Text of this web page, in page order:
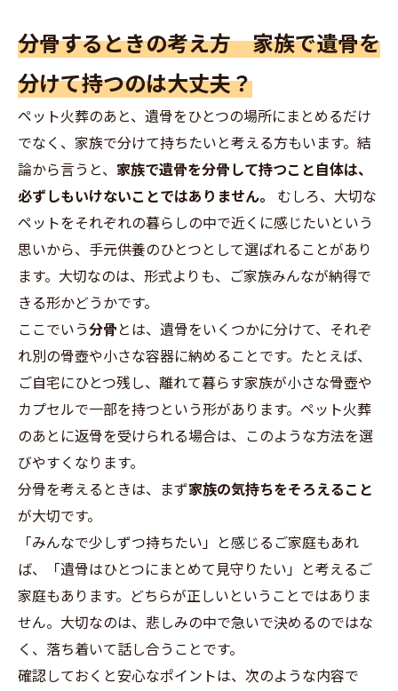
分骨するときの考え方 家族で遺骨を
分けて持つのは大丈夫？
ペット火葬のあと、遺骨をひとつの場所にまとめるだけ
でなく、家族で分けて持ちたいと考える方もいます。結
論から言うと、 家族で遺骨を分骨して持つこと自体は、
必ずしもいけないことではありません。
むしろ、大切な
ペットをそれぞれの暮らしの中で近くに感じたいという
思いから、手元供養のひとつとして選ばれることがあり
ます。大切なのは、形式よりも、ご家族みんなが納得で
きる形かどうかです。
ここでいう分骨とは、遺骨をいくつかに分けて、それぞ
れ別の骨壺や小さな容器に納めることです。たとえば、
ご自宅にひとつ残し、離れて暮らす家族が小さな骨壺や
カプセルで一部を持つという形があります。ペット火葬
のあとに返骨を受けられる場合は、このような方法を選
びやすくなります。
分骨を考えるときは、まず家族の気持ちをそろえること
が大切です。
「みんなで少しずつ持ちたい」と感じるご家庭もあれ
ば、「遺骨はひとつにまとめて見守りたい」と考えるご
家庭もあります。どちらが正しいということではありま
せん。大切なのは、悲しみの中で急いで決めるのではな
く、落ち着いて話し合うことです。
確認しておくと安心なポイントは、次のような内容で